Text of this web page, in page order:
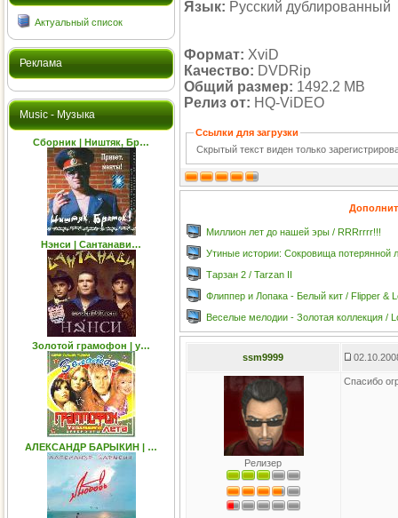
Актуальный список
Реклама
Music - Музыка
Сборник | Ништяк, Бр…
Нэнси | Сантанави…
Золотой грамофон | у…
АЛЕКСАНДР БАРЫКИН | …
Язык: Русский дублированный
Формат: XviD
Качество: DVDRip
Общий размер: 1492.2 MB
Релиз от: HQ-ViDEO
Ссылки для загрузки
Скрытый текст виден только
Миллион лет до нашей эры / RRRrrrr!!!
Утиные истории: Сокровища потерянной
Тарзан 2 / Tarzan II
Флиппер и Лопака - Белый кит / Flipper &
Веселые мелодии - Золотая коллекция /
ssm9999
Релизер
Спасибо